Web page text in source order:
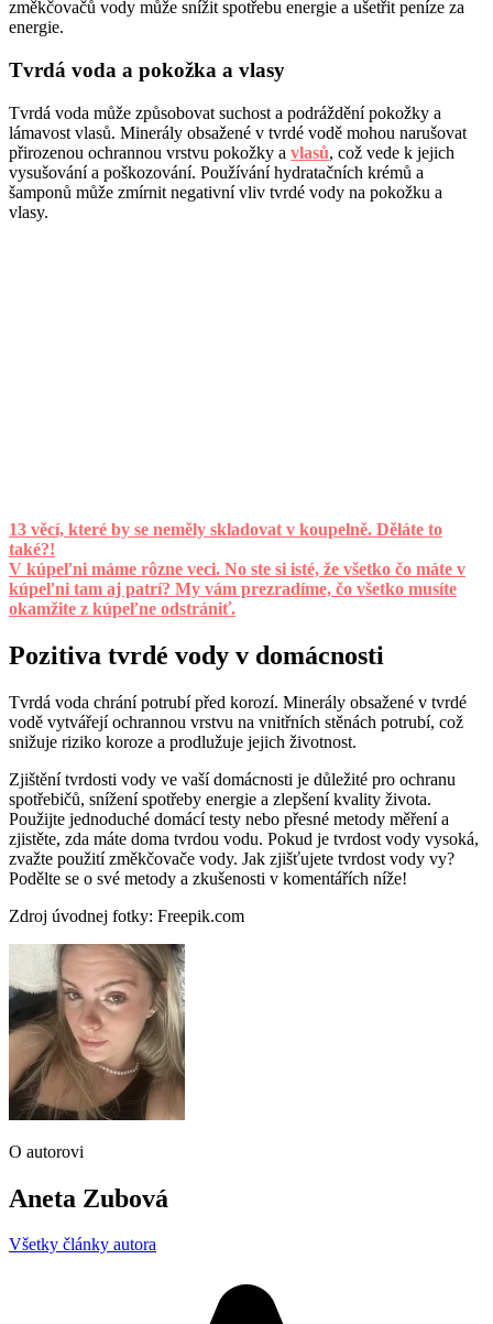
změkčovačů vody může snížit spotřebu energie a ušetřit peníze za
energie.
Tvrdá voda a pokožka a vlasy
Tvrdá voda může způsobovat suchost a podráždění pokožky a
lámavost vlasů. Minerály obsažené v tvrdé vodě mohou narušovat
přirozenou ochrannou vrstvu pokožky a vlasů, což vede k jejich
vysušování a poškozování. Používání hydratačních krémů a
šamponů může zmírnit negativní vliv tvrdé vody na pokožku a
vlasy.
13 věcí, které by se neměly skladovat v koupelně. Děláte to
také?!
V kúpeľni máme rôzne veci. No ste si isté, že všetko čo máte v
kúpeľni tam aj patrí? My vám prezradíme, čo všetko musíte
okamžite z kúpeľne odstrániť.
Pozitiva tvrdé vody v domácnosti
Tvrdá voda chrání potrubí před korozí. Minerály obsažené v tvrdé
vodě vytvářejí ochrannou vrstvu na vnitřních stěnách potrubí, což
snižuje riziko koroze a prodlužuje jejich životnost.
Zjištění tvrdosti vody ve vaší domácnosti je důležité pro ochranu
spotřebičů, snížení spotřeby energie a zlepšení kvality života.
Použijte jednoduché domácí testy nebo přesné metody měření a
zjistěte, zda máte doma tvrdou vodu. Pokud je tvrdost vody vysoká,
zvažte použití změkčovače vody. Jak zjišťujete tvrdost vody vy?
Podělte se o své metody a zkušenosti v komentářích níže!
Zdroj úvodnej fotky: Freepik.com
O autorovi
Aneta Zubová
Všetky články autora